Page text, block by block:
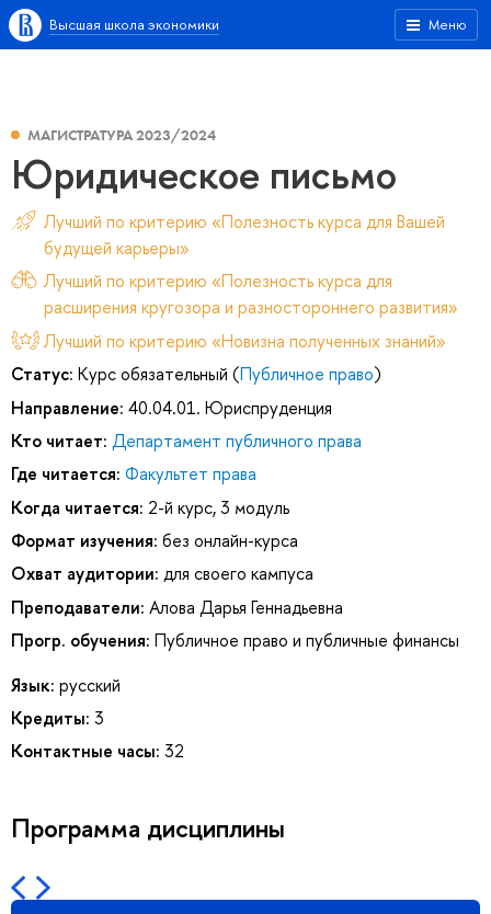
Меню
Высшая школа экономики
МАГИСТРАТУРА 2023/2024
Юридическое письмо
Лучший по критерию «Полезность курса для Вашей
будущей карьеры»
Лучший по критерию «Полезность курса для
расширения кругозора и разностороннего развития»
Лучший по критерию «Новизна полученных знаний»
Статус: Курс обязательный (Публичное право)
Направление: 40.04.01. Юриспруденция
Кто читает: Департамент публичного права
Где читается: Факультет права
Когда читается: 2-й курс, 3 модуль
Формат изучения: без онлайн-курса
Охват аудитории: для своего кампуса
Преподаватели: Алова Дарья Геннадьевна
Прогр. обучения: Публичное право и публичные финансы
Язык: русский
Кредиты: 3
Контактные часы: 32
Программа дисциплины